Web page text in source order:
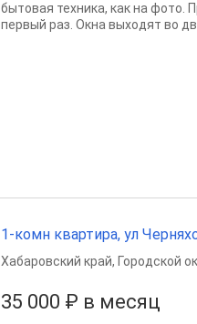
бытовая техника, как на фото.
первый раз. Окна выходят во
1-комн квартира, ул
35 000 ₽ в месяц
Хабаровский край, Городской